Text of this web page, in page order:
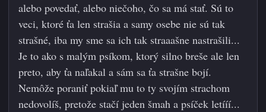
alebo povedať, alebo niečoho, čo sa má stať. Sú to
veci, ktoré ťa len strašia a samy osebe nie sú tak
strašné, iba my sme sa ich tak straaašne nastrašili...
Je to ako s malým psíkom, ktorý silno breše ale len
preto, aby ťa naľakal a sám sa ťa strašne bojí.
Nemôže poraniť pokiaľ mu to ty svojím strachom
nedovolíš, pretože stačí jeden šmah a psíček letííí...